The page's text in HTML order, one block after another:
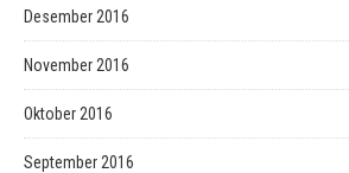
Desember 2016
November 2016
Oktober 2016
September 2016